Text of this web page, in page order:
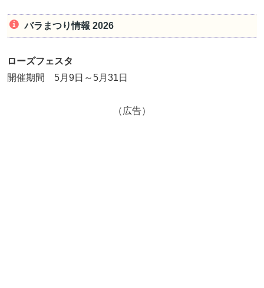
バラまつり情報 2026
ローズフェスタ
開催期間 5月9日～5月31日
（広告）